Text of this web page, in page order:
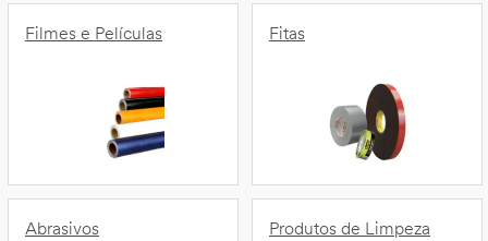
Filmes e Películas Fitas
Abrasivos Produtos de Limpeza